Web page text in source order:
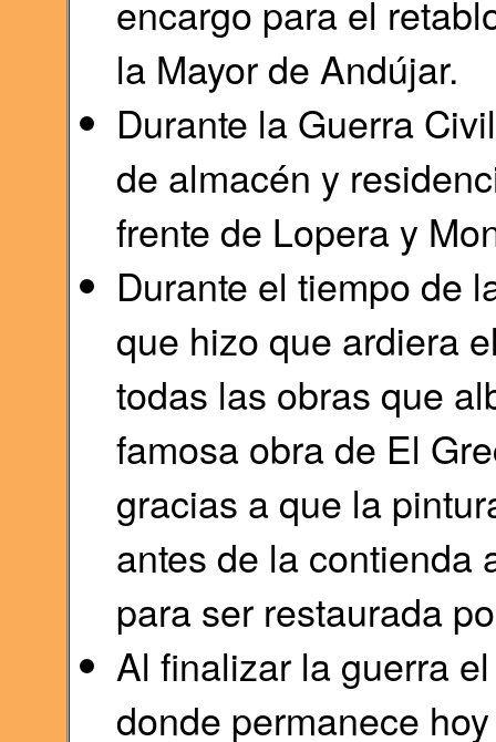
encargo para el
la Mayor de Andújar.
Durante la Guerra
de almacén y
frente de Lopera y
Durante el tiempo de
que hizo que ardiera
todas las obras que
famosa obra de El
gracias a que la
antes de la contienda
para ser restaurada
Al finalizar la guerra
donde permanece